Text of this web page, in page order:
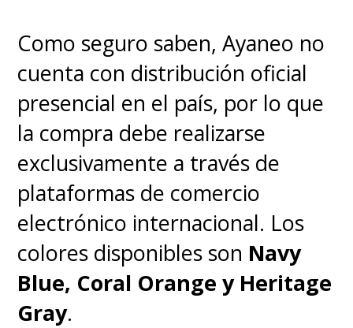
Como seguro saben, Ayaneo no
cuenta con distribución oficial
presencial en el país, por lo que
la compra debe realizarse
exclusivamente a través de
plataformas de comercio
electrónico internacional. Los
colores disponibles son Navy
Blue, Coral Orange y Heritage
Gray.